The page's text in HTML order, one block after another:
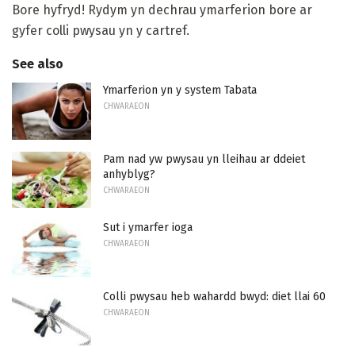
Bore hyfryd! Rydym yn dechrau ymarferion bore ar
gyfer colli pwysau yn y cartref.
See also
Ymarferion yn y system Tabata
CHWARAEON
Pam nad yw pwysau yn lleihau ar ddeiet
anhyblyg?
CHWARAEON
Sut i ymarfer ioga
CHWARAEON
Colli pwysau heb wahardd bwyd: diet llai 60
CHWARAEON